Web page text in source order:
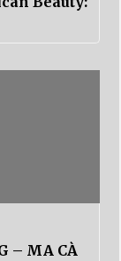
– MA CÀ